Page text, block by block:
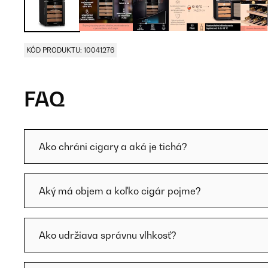
KÓD PRODUKTU: 10041276
FAQ
Ako chráni cigary a aká je tichá?
Aký má objem a koľko cigár pojme?
Ako udržiava správnu vlhkosť?